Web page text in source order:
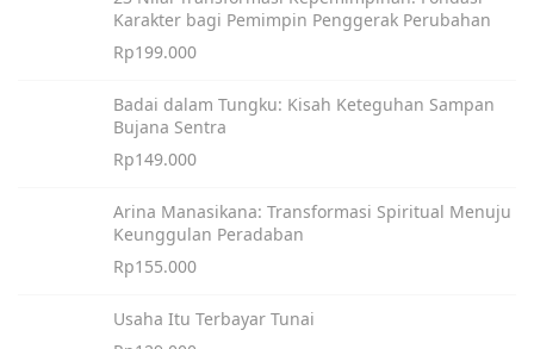
Karakter bagi Pemimpin Penggerak Perubahan
Rp199.000
Badai dalam Tungku: Kisah Keteguhan Sampan
Bujana Sentra
Rp149.000
Arina Manasikana: Transformasi Spiritual Menuju
Keunggulan Peradaban
Rp155.000
Usaha Itu Terbayar Tunai